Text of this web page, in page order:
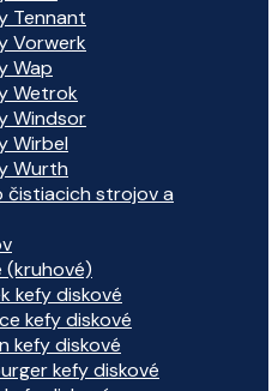
Tennant
Vorwerk
Wap
Wetrok
Windsor
Wirbel
Wurth
čistiacich strojov a
(kruhové)
kefy diskové
kefy diskové
kefy diskové
kefy diskové